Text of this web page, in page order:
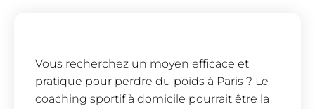
Vous recherchez un moyen efficace et
pratique pour perdre du poids à Paris ? Le
coaching sportif à domicile pourrait être la